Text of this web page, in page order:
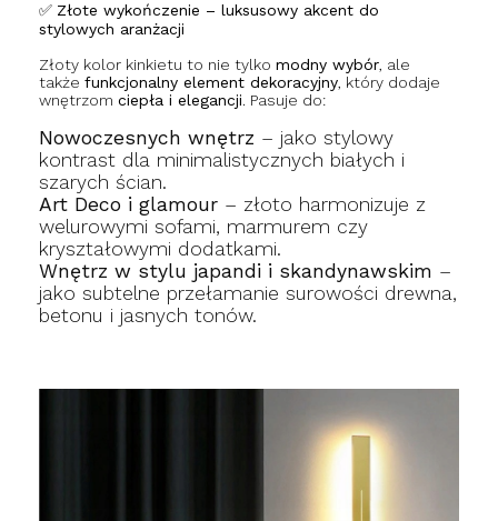
✅ Złote wykończenie – luksusowy akcent do
stylowych aranżacji
Złoty kolor kinkietu to nie tylko modny wybór, ale
także funkcjonalny element dekoracyjny, który dodaje
wnętrzom ciepła i elegancji. Pasuje do:
Nowoczesnych wnętrz – jako stylowy
kontrast dla minimalistycznych białych i
szarych ścian.
Art Deco i glamour – złoto harmonizuje z
welurowymi sofami, marmurem czy
kryształowymi dodatkami.
Wnętrz w stylu japandi i skandynawskim –
jako subtelne przełamanie surowości drewna,
betonu i jasnych tonów.